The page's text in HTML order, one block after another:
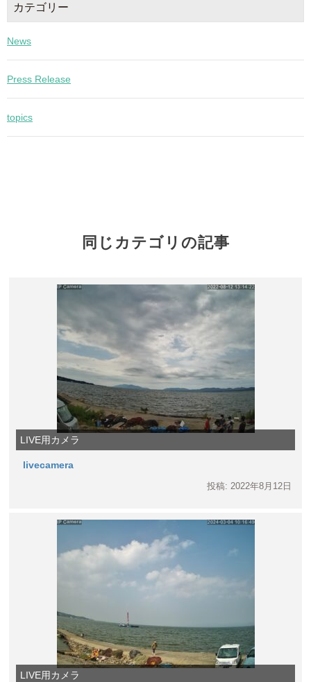
カテゴリー
News
Press Release
topics
同じカテゴリの記事
LIVE用カメラ
livecamera
投稿: 2022年8月12日
LIVE用カメラ